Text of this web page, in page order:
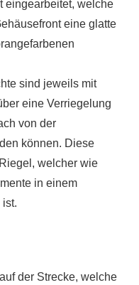
eingearbeitet, welche
eine glatte
sind jeweils mit
eine Verriegelung
von der
können. Diese
welcher wie
in einem
der Strecke, welche